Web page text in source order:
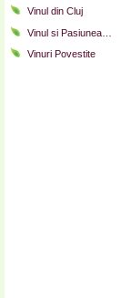
Vinul din Cluj
Vinul si Pasiunea…
Vinuri Povestite